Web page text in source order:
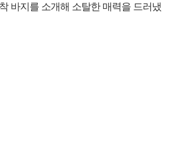
바지를 소개해 소탈한 매력을 드러냈